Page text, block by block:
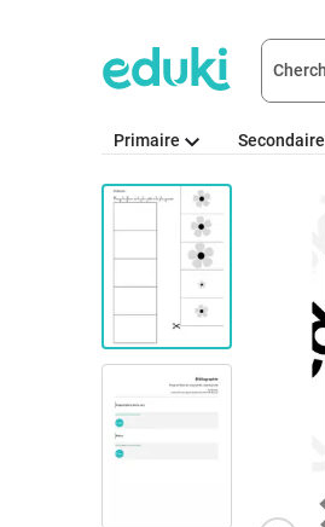
Primaire Secondaire